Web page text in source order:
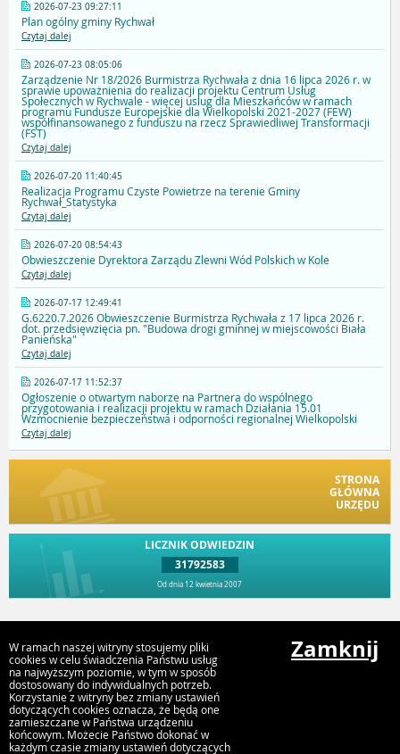
2026-07-23 09:27:11
Plan ogólny gminy Rychwał
Czytaj dalej
2026-07-23 08:05:06
Zarządzenie Nr 18/2026 Burmistrza Rychwała z dnia 16 lipca 2026 r. w
sprawie upoważnienia do realizacji projektu Centrum Usług
Społecznych w Rychwale - więcej uslug dla Mieszkańców w ramach
programu Fundusze Europejskie dla Wielkopolski 2021-2027 (FEW)
współfinansowanego z funduszu na rzecz Sprawiedliwej Transformacji
(FST)
Czytaj dalej
2026-07-20 11:40:45
Realizacja Programu Czyste Powietrze na terenie Gminy
Rychwał_Statystyka
Czytaj dalej
2026-07-20 08:54:43
Obwieszczenie Dyrektora Zarządu Zlewni Wód Polskich w Kole
Czytaj dalej
2026-07-17 12:49:41
G.6220.7.2026 Obwieszczenie Burmistrza Rychwała z 17 lipca 2026 r.
dot. przedsięwzięcia pn. "Budowa drogi gminnej w miejscowości Biała
Panieńska"
Czytaj dalej
2026-07-17 11:52:37
Ogłoszenie o otwartym naborze na Partnera do wspólnego
przygotowania i realizacji projektu w ramach Działania 15.01
Wzmocnienie bezpieczeństwa i odporności regionalnej Wielkopolski
Czytaj dalej
STRONA
GŁÓWNA
URZĘDU
LICZNIK ODWIEDZIN
31792583
Od dnia 12 kwietnia 2007
Urząd Gminy i Miasta Rychwał
Plac Wolności 16, 62-570 Rychwał
W ramach naszej witryny stosujemy pliki
cookies w celu świadczenia Państwu usług
na najwyższym poziomie, w tym w sposób
dostosowany do indywidualnych potrzeb.
Korzystanie z witryny bez zmiany ustawień
dotyczących cookies oznacza, że będą one
zamieszczane w Państwa urządzeniu
końcowym. Możecie Państwo dokonać w
każdym czasie zmiany ustawień dotyczących
Zamknij